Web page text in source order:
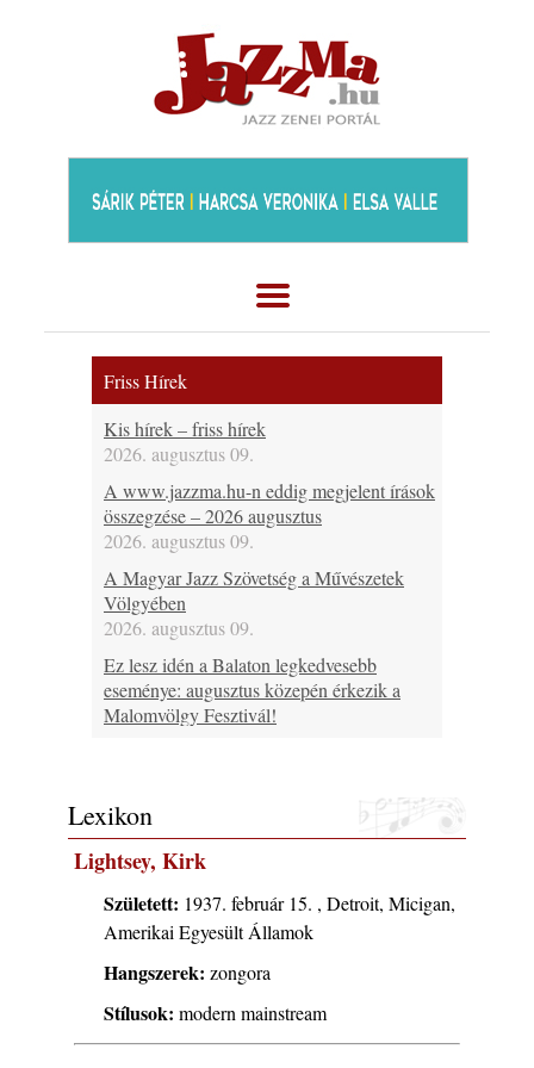
Friss Hírek
Kis hírek – friss hírek
2026. augusztus 09.
A www.jazzma.hu-n eddig megjelent írások
összegzése – 2026 augusztus
2026. augusztus 09.
A Magyar Jazz Szövetség a Művészetek
Völgyében
2026. augusztus 09.
Ez lesz idén a Balaton legkedvesebb
eseménye: augusztus közepén érkezik a
Malomvölgy Fesztivál!
tudok… 19. rész: XXXI. Szoboszlói
Dixieland Napok (Hajdúszoboszló – 2026.
augusztus 21-22-23.)
2026. augusztus 08.
Jazz-rock albumok 1986-ból - Shakatak
„Into the Blue”
2026. augusztus 08.
Fusio Group feat. Kertész Erika "New
Visions" lemezbemutató koncert
2026. augusztus 07.
Lexikon
Lightsey, Kirk
Született: 1937. február 15. , Detroit, Micigan,
Amerikai Egyesült Államok
Hangszerek: zongora
Stílusok: modern mainstream